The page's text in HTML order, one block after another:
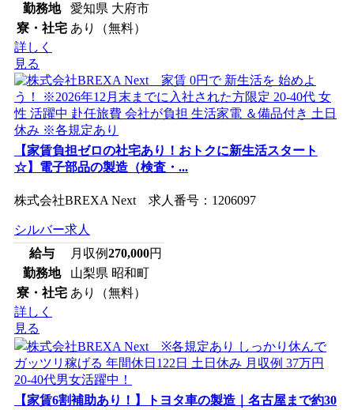
勤務地
愛知県 大府市
寮・社宅 あり（無料）
詳しく
見る
【家賃負担ゼロの社宅あり！おトクに新生活スタート
☆】電子部品の製造（検査・...
株式会社BREXA Next 求人番号：1206097
シルバー求人
給与
月収例270,000円
勤務地
山梨県 昭和町
寮・社宅 あり（無料）
詳しく
見る
【家賃6割補助あり！】トヨタ車の製造｜名古屋まで約30